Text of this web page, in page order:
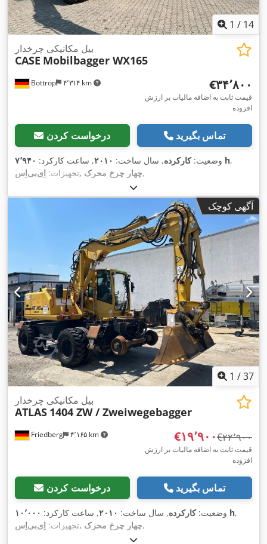
1 / 14
Bottrop ۴٬۳۱۴ km
بیل مکانیکی چرخدار
CASE Mobilbagger WX165
‎€۳۴٬۸۰۰
قیمت ثابت به اضافه مالیات بر ارزش
افزوده
درخواست کردن تماس بگیرید
وضعیت:کارکرده, سال ساخت: ۲۰۱۰, ساعت کارکرد: ۷٬۹۴۰ h,
تجهیزات: اِی‌بی‌اِس‎, چهار چرخ محرک,
آگهی کوچک
1 /37
Friedberg ۴٬۱۶۵ km
بیل مکانیکی چرخدار
ATLAS 1404 ZW / Zweiwegebagger
‎€۱۹٬۹۰۰ ‎€۲۲٬۹۰۰
قیمت ثابت به اضافه مالیات بر ارزش
افزوده
درخواست کردن تماس بگیرید
وضعیت:کارکرده, سال ساخت: ۲۰۱۰, ساعت کارکرد: ۱۰٬۰۰۰ h,
تجهیزات: اِی‌بی‌اِس‎, چهار چرخ محرک,